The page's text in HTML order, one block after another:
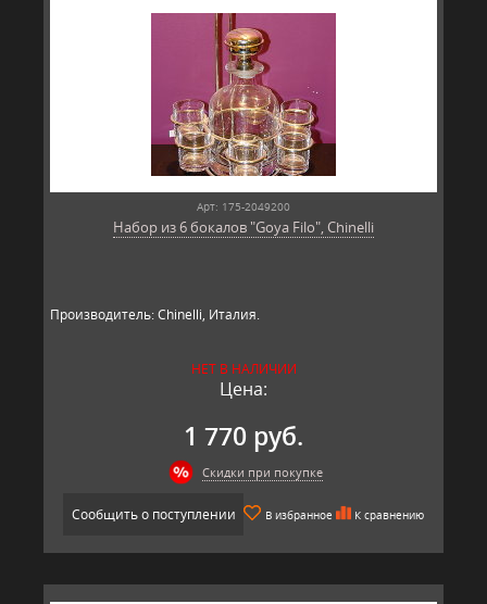
Арт: 175-2049200
Набор из 6 бокалов "Goya Filo", Chinelli
Производитель: Chinelli, Италия.
НЕТ В НАЛИЧИИ
Цена:
1 770 руб.
Скидки при покупке
Сообщить о поступлении В избранное К сравнению